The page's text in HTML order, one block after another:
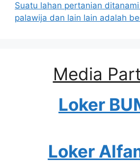
Suatu lahan pertanian
palawija dan lain lain adalah
Media
Loker
Loker